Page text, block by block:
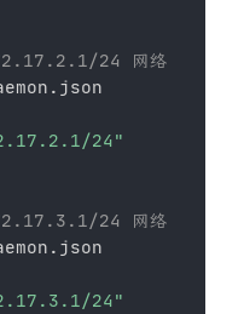
24 网络
24"
24 网络
24"